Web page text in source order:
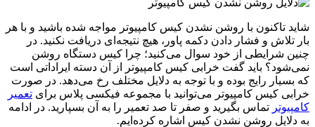
شاید تاکنون با روشن نشدن کیس کامپیوتر مواجه شده باشید و با هر
بار تلاش و فشار دادن دکمه پاور، هیچ نتیجه‌ای دریافت نکنید. در
چنین شرایطی از خود سوال می‌کنید؛ چرا کیس دستگاه روشن
نمی‌شود؟ باید گفت خرابی کیس کامپیوتر از آن دسته ایراداتی است
که بسیار رایج بوده و با توجه به دلایل مختلف رخ می‌دهد. در صورت
خرابی کیس کامپیوتر می‌توانید با مجموعه فیکسی پلاس برای تعمیر
کامپیوتر تماس بگیرید و صفر تا صد تعمیر را به آن‌‌ بسپارید. در ادامه
به دلایل روشن نشدن کیس اشاره کرده‌ایم.